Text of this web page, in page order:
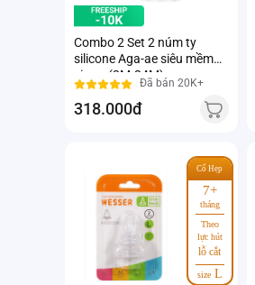
Combo 2 Set 2 núm ty
silicone Aga-ae siêu mềm
size + (3M-24M)
Đã bán 20K+
318.000đ
Cổ Hẹp
7+
tháng
Theo
lực hút
lỗ cắt
sizeL